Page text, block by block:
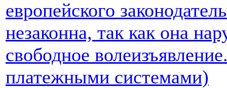
европейского
незаконна, так как она
свободное
платежными системами)